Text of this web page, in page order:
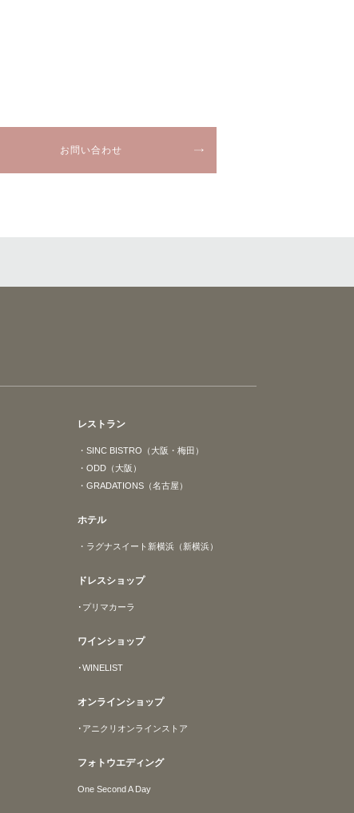
お問い合わせ
レストラン
・SINC BISTRO（大阪・梅田）
・ODD（大阪）
・GRADATIONS（名古屋）
ホテル
・ラグナスイート新横浜（新横浜）
ドレスショップ
･プリマカーラ
ワインショップ
･WINELIST
オンラインショップ
･アニクリオンラインストア
フォトウエディング
One Second A Day